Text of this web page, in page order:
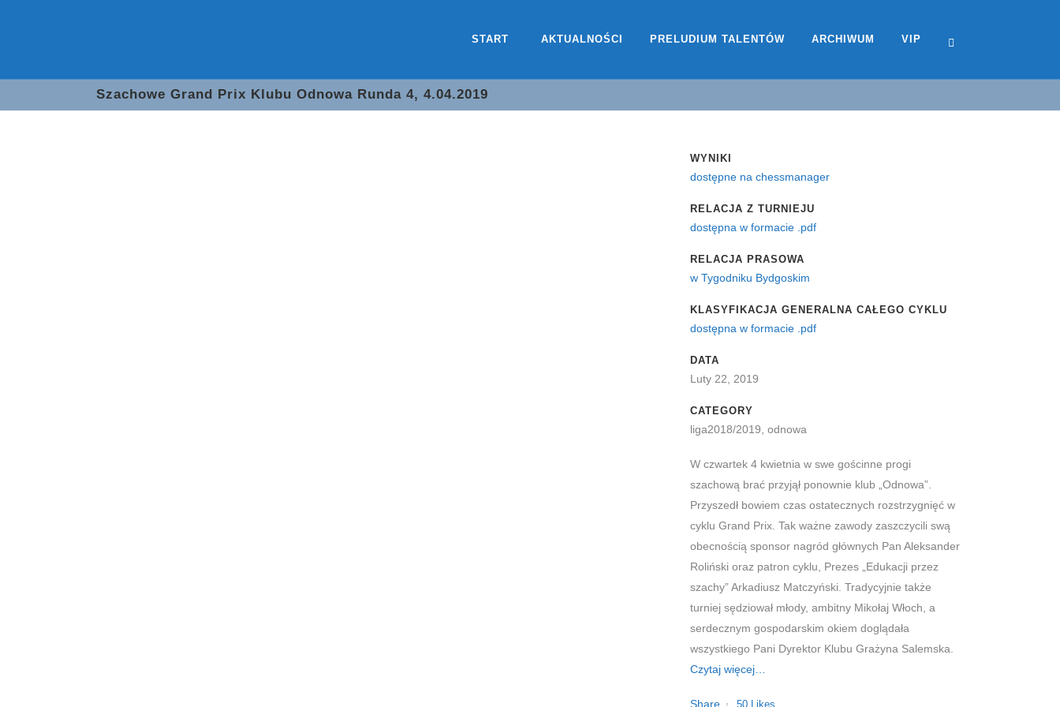
START AKTUALNOŚCI PRELUDIUM TALENTÓW ARCHIWUM VIP
Szachowe Grand Prix Klubu Odnowa Runda 4, 4.04.2019
WYNIKI
dostępne na chessmanager
RELACJA Z TURNIEJU
dostępna w formacie .pdf
RELACJA PRASOWA
w Tygodniku Bydgoskim
KLASYFIKACJA GENERALNA CAŁEGO CYKLU
dostępna w formacie .pdf
DATA
Luty 22, 2019
CATEGORY
liga2018/2019, odnowa
W czwartek 4 kwietnia w swe gościnne progi
szachową brać przyjął ponownie klub „Odnowa”.
Przyszedł bowiem czas ostatecznych rozstrzygnięć w
cyklu Grand Prix. Tak ważne zawody zaszczycili swą
obecnością sponsor nagród głównych Pan Aleksander
Roliński oraz patron cyklu, Prezes „Edukacji przez
szachy” Arkadiusz Matczyński. Tradycyjnie także
turniej sędziował młody, ambitny Mikołaj Włoch, a
serdecznym gospodarskim okiem doglądała
wszystkiego Pani Dyrektor Klubu Grażyna Salemska.
Czytaj więcej…
Share 50 Likes